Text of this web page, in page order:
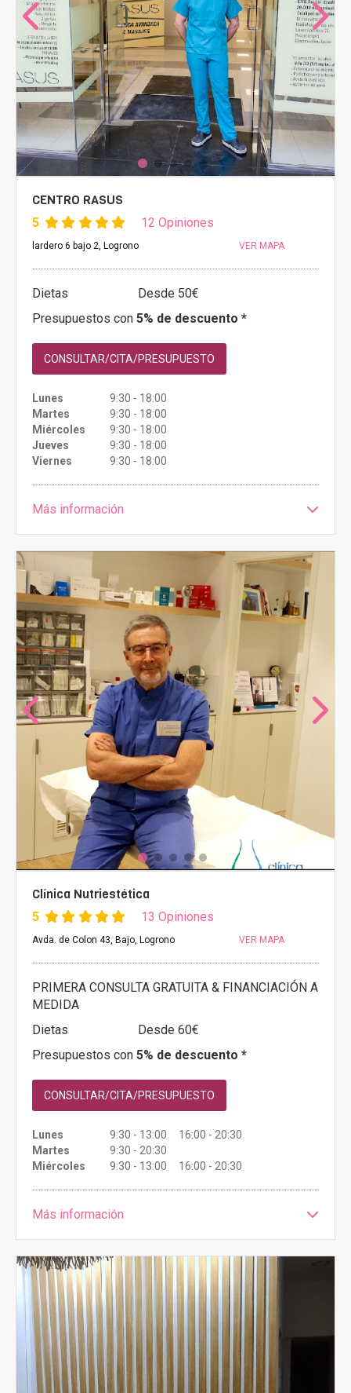
CENTRO RASUS
5 12 Opiniones
lardero 6 bajo 2, Logrono VER MAPA
Dietas
Desde 50€
Presupuestos con 5% de descuento *
CONSULTAR/CITA/PRESUPUESTO
Lunes
9:30 - 18:00
Martes
9:30 - 18:00
Miércoles
9:30 - 18:00
Jueves
9:30 - 18:00
Viernes
9:30 - 18:00
Más información
Clínica Nutriestética
5 13 Opiniones
Avda. de Colon 43, Bajo, Logrono VER MAPA
PRIMERA CONSULTA GRATUITA & FINANCIACIÓN A
MEDIDA
Dietas
Desde 60€
Presupuestos con 5% de descuento *
CONSULTAR/CITA/PRESUPUESTO
Lunes
9:30 - 13:00 16:00 - 20:30
Martes
9:30 - 20:30
Miércoles
9:30 - 13:00 16:00 - 20:30
Más información